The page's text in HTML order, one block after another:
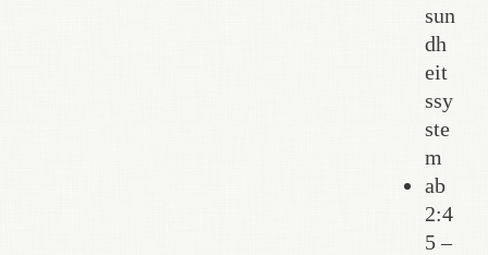
sun
dh
eit
ssy
ste
m
ab
2:4
5 –